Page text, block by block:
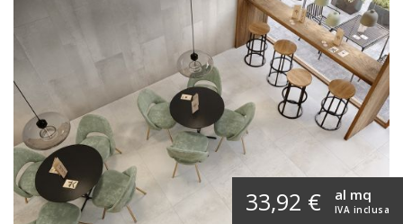
33,92 € IVA inclusa
al mq